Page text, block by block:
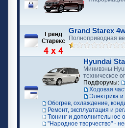
Grand Starex
Полноприводная
Hyundai
Минивэны
техническое
Подфорумы:
Ходовая
Электрика и
Обогрев, охлаждение,
Ремонт, эксплуатация и
Тюнинг и дополнительное
"Народное творчество" -